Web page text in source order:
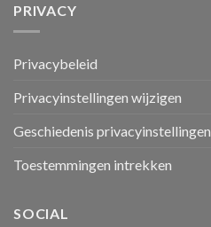
PRIVACY
Privacybeleid
Privacyinstellingen wijzigen
Geschiedenis privacyinstellingen
Toestemmingen intrekken
SOCIAL